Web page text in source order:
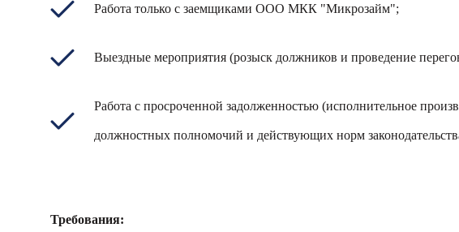
Работа только с заемщиками ООО МКК "Микрозайм";
Выездные мероприятия (розыск должников и проведение
Работа с просроченной задолженностью (исполнительное
должностных полномочий и действующих норм
Требования: